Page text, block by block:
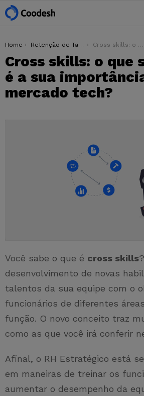
You are here:
Home Retenção de Talentos Cross skills: o que são e qual é a sua importância no mercado tech?
Cross skills: o que
é a sua
mercado tech?
Você sabe o que é cross skills
desenvolvimento de novas
talentos da sua equipe com o
funcionários de diferentes
função. O novo conceito traz
como as que você irá conferir
Afinal, o RH Estratégico está
em maneiras de treinar os
aumentar o desempenho da